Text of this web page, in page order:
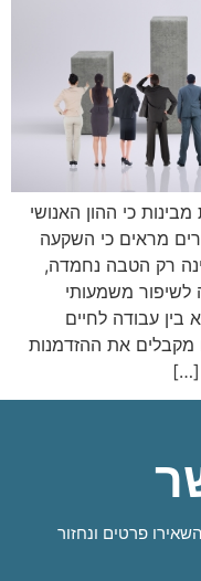
כי ההון האנושי
מראים כי השקעה
רק הטבה נחמדה,
משמעותי
בין עבודה לחיים
מקבלים את ההזדמנות
[…]
פרטים ונחזור